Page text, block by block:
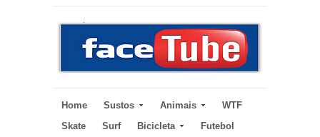
Home Sustos Animais
WTF
Skate
Surf Bicicleta
Futebol